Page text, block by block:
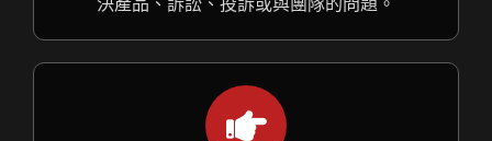
決產品、訴訟、投訴或與團隊的問題。